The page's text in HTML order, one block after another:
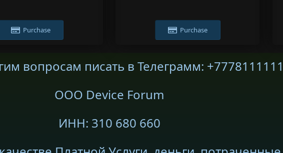
Purchase Purchase
вопросам писать в Телеграмм:
ООО Device Forum
ИНН: 310 680 660